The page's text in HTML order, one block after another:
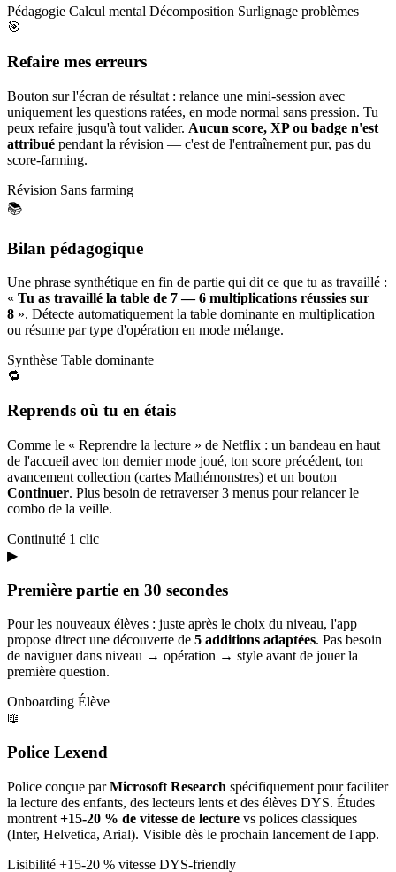
Pédagogie Calcul mental Décomposition Surlignage problèmes
🎯
Refaire mes erreurs
Bouton sur l'écran de résultat : relance une mini-session avec
uniquement les questions ratées, en mode normal sans pression. Tu
peux refaire jusqu'à tout valider. Aucun score, XP ou badge n'est
attribué pendant la révision — c'est de l'entraînement pur, pas du
score-farming.
Révision Sans farming
📚
Bilan pédagogique
Une phrase synthétique en fin de partie qui dit ce que tu as travaillé :
« Tu as travaillé la table de 7 — 6 multiplications réussies sur
8 ». Détecte automatiquement la table dominante en multiplication
ou résume par type d'opération en mode mélange.
Synthèse Table dominante
🔁
Reprends où tu en étais
Comme le « Reprendre la lecture » de Netflix : un bandeau en haut
de l'accueil avec ton dernier mode joué, ton score précédent, ton
avancement collection (cartes Mathémonstres) et un bouton
Continuer. Plus besoin de retraverser 3 menus pour relancer le
combo de la veille.
Continuité 1 clic
▶
Première partie en 30 secondes
Pour les nouveaux élèves : juste après le choix du niveau, l'app
propose direct une découverte de 5 additions adaptées. Pas besoin
de naviguer dans niveau → opération → style avant de jouer la
première question.
Onboarding Élève
📖
Police Lexend
Police conçue parMicrosoft Research spécifiquement pour faciliter
la lecture des enfants, des lecteurs lents et des élèves DYS. Études
montrent +15-20 % de vitesse de lecture vs polices classiques
(Inter, Helvetica, Arial). Visible dès le prochain lancement de l'app.
Lisibilité +15-20 % vitesse DYS-friendly